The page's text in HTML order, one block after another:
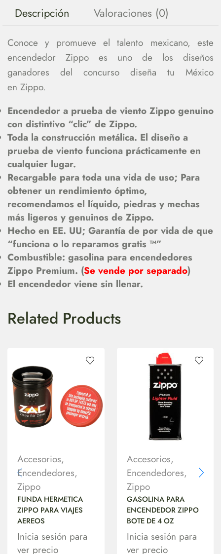
Descripción Valoraciones (0)
Conoce y promueve el talento mexicano, este
encendedor Zippo es uno de los diseños
ganadores del concurso diseña tu México
en Zippo.
Encendedor a prueba de viento Zippo genuino
con distintivo “clic” de Zippo.
Toda la construcción metálica. El diseño a
prueba de viento funciona prácticamente en
cualquier lugar.
Recargable para toda una vida de uso; Para
obtener un rendimiento óptimo,
recomendamos el líquido, piedras y mechas
más ligeros y genuinos de Zippo.
Hecho en EE. UU; Garantía de por vida de que
“funciona o lo reparamos gratis ™”
Combustible: gasolina para encendedores
Zippo Premium. (Se vende por separado)
El encendedor viene sin llenar.
Related Products
Accesorios,
Encendedores,
Zippo
FUNDA HERMETICA
ZIPPO PARA VIAJES
AEREOS
Inicia sesión para
ver precio
Accesorios,
Encendedores,
Zippo
GASOLINA PARA
ENCENDEDOR ZIPPO
BOTE DE 4 OZ
Inicia sesión para
ver precio